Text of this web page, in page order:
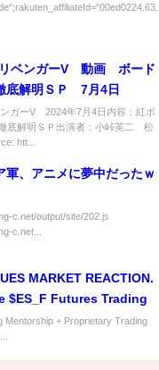
リベンガーV 動画 ボード
底解明ＳＰ 7月4日
ガーV 2024年7月4日内容：紅ボ
底解明ＳＰ出演者：小峠英二 松
htt...
軍、アニメに夢中だったｗ
c.net/output/site/202.js
c.net...
MARKET REACTION.
$ES_F Futures Trading
Mentorship + Proprietary Trading